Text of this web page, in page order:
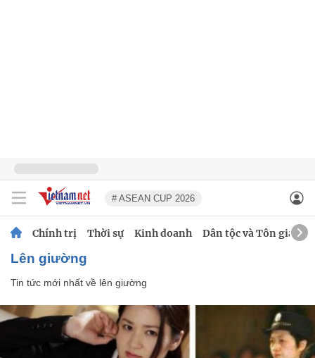
# ASEAN CUP 2026
Chính trị Thời sự Kinh doanh Dân tộc và Tôn giáo
lên giường
Tin tức mới nhất về lên giường